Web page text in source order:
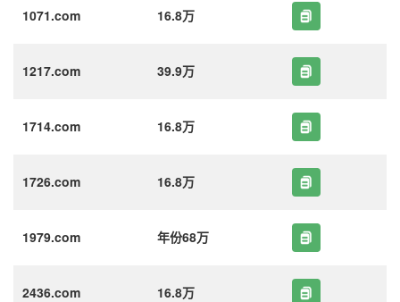
1071.com 16.8万
1217.com 39.9万
1714.com 16.8万
1726.com 16.8万
1979.com 年份68万
2436.com 16.8万